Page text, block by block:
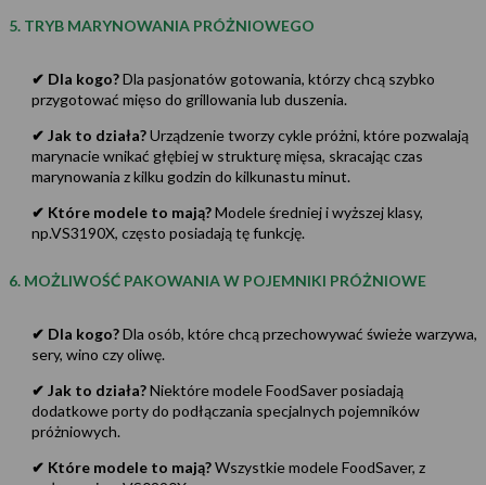
5. TRYB MARYNOWANIA PRÓŻNIOWEGO
✔ Dla kogo?Dla pasjonatów gotowania, którzy chcą szybko
przygotować mięso do grillowania lub duszenia.
✔ Jak to działa?Urządzenie tworzy cykle próżni, które pozwalają
marynacie wnikać głębiej w strukturę mięsa, skracając czas
marynowania z kilku godzin do kilkunastu minut.
✔ Które modele to mają?Modele średniej i wyższej klasy,
np.VS3190X, często posiadają tę funkcję.
6. MOŻLIWOŚĆ PAKOWANIA W POJEMNIKI PRÓŻNIOWE
✔ Dla kogo?Dla osób, które chcą przechowywać świeże warzywa,
sery, wino czy oliwę.
✔ Jak to działa?Niektóre modele FoodSaver posiadają
dodatkowe porty do podłączania specjalnych pojemników
próżniowych.
✔ Które modele to mają?Wszystkie modele FoodSaver, z